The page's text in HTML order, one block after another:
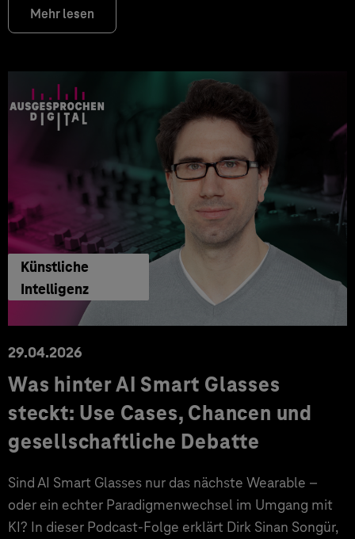
Mehr lesen
Künstliche
Intelligenz
29.04.2026
Was hinter AI Smart Glasses
steckt: Use Cases, Chancen und
gesellschaftliche Debatte
Sind AI Smart Glasses nur das nächste Wearable –
oder ein echter Paradigmenwechsel im Umgang mit
KI? In dieser Podcast-Folge erklärt Dirk Sinan Songür,